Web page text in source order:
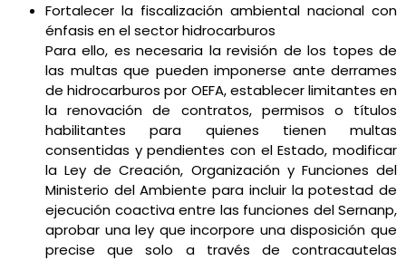
Fortalecer la fiscalización ambiental nacional con
énfasis en el sector hidrocarburos
Para ello, es necesaria la revisión de los topes de
las multas que pueden imponerse ante derrames
de hidrocarburos por OEFA, establecer limitantes en
la renovación de contratos, permisos o títulos
habilitantes para quienes tienen multas
consentidas y pendientes con el Estado, modificar
la Ley de Creación, Organización y Funciones del
Ministerio del Ambiente para incluir la potestad de
ejecución coactiva entre las funciones del Sernanp,
aprobar una ley que incorpore una disposición que
precise que solo a través de contracautelas